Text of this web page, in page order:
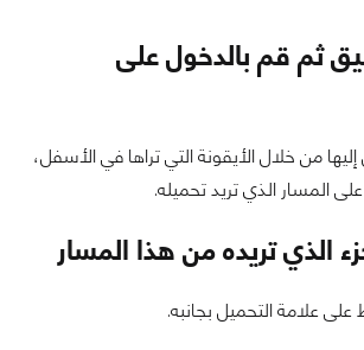
ثم قم بالدخول على
من خلال الأيقونة التي تراها في الأسفل،
المسار الذي تريد تحميله.
الذي تريده من هذا المسار
علامة التحميل بجانبه.